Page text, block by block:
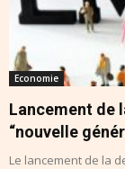
Economie
Lancement de
“nouvelle
Le lancement de la